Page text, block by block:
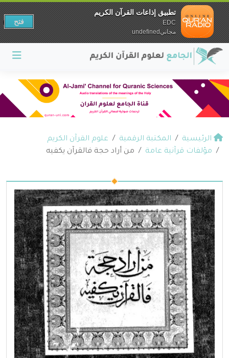
الرئيسية المكتبة الرقمية
علوم القرآن الكريم
مؤلفات قرآنية عامة
من أراد حجة فالقرآن يكفيه
تطبيق إذاعات القرآن الكريم
EDC
مجانيundefined
فتح